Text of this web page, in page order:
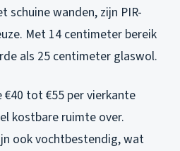
wanden, zijn PIR-
Met 14 centimeter bereik
als 25 centimeter glaswol.
€40 tot €55 per vierkante
kostbare ruimte over.
ook vochtbestendig, wat